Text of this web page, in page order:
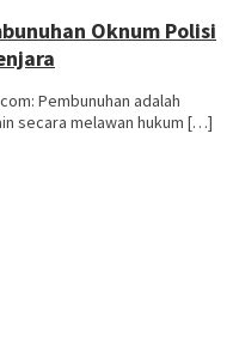
Oknum Polisi
Pembunuhan adalah
secara melawan hukum […]